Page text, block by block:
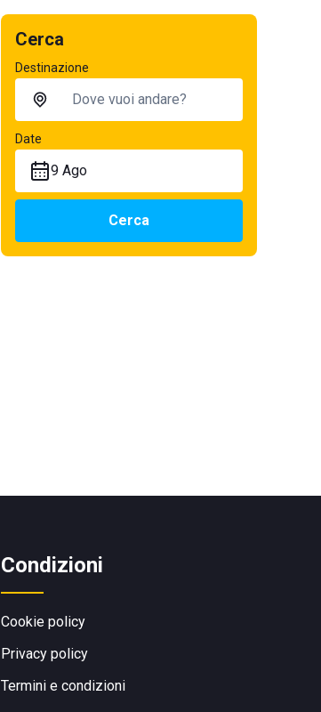
Cerca
Destinazione
Date
9 Ago
Cerca
Condizioni
Cookie policy
Privacy policy
Termini e condizioni